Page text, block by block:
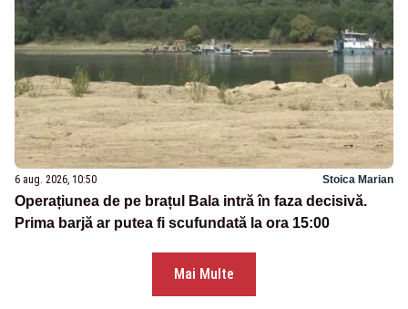
6 aug. 2026, 10:50 Stoica Marian
Operațiunea de pe brațul Bala intră în faza decisivă.
Prima barjă ar putea fi scufundată la ora 15:00
Mai Multe